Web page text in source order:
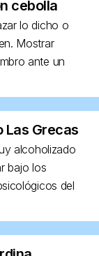
cebolla
lo dicho o
Mostrar
ante un
Las Grecas
alcoholizado
bajo los
del